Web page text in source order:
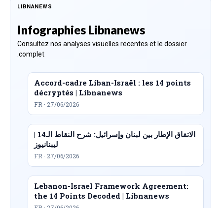
LIBNANEWS
Infographies Libnanews
Consultez nos analyses visuelles recentes et le dossier
complet.
Accord-cadre Liban-Israël : les 14 points
décryptés | Libnanews
FR · 27/06/2026
الاتفاق الإطار بين لبنان وإسرائيل: شرح النقاط الـ14 |
ليبنانيوز
FR · 27/06/2026
Lebanon-Israel Framework Agreement:
the 14 Points Decoded | Libnanews